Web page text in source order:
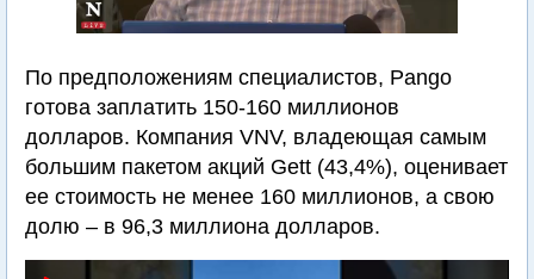
По предположениям специалистов, Pango
готова заплатить 150-160 миллионов
долларов. Компания VNV, владеющая самым
большим пакетом акций Gett (43,4%), оценивает
ее стоимость не менее 160 миллионов, а свою
долю – в 96,3 миллиона долларов.